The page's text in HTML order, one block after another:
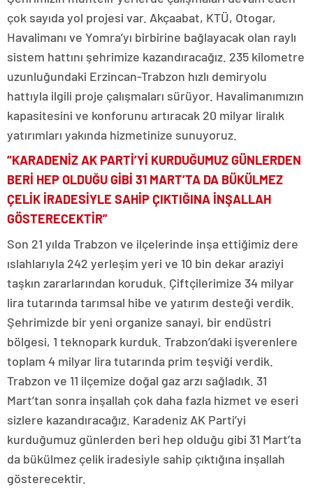
çok sayıda yol projesi var. Akçaabat, KTÜ, Otogar,
Havalimanı ve Yomra’yı birbirine bağlayacak olan raylı
sistem hattını şehrimize kazandıracağız. 235 kilometre
uzunluğundaki Erzincan-Trabzon hızlı demiryolu
hattıyla ilgili proje çalışmaları sürüyor. Havalimanımızın
kapasitesini ve konforunu artıracak 20 milyar liralık
yatırımları yakında hizmetinize sunuyoruz.
“KARADENİZ AK PARTİ’Yİ KURDUĞUMUZ GÜNLERDEN
BERİ HEP OLDUĞU GİBİ 31 MART’TA DA BÜKÜLMEZ
ÇELİK İRADESİYLE SAHİP ÇIKTIĞINA İNŞALLAH
GÖSTERECEKTİR”
Son 21 yılda Trabzon ve ilçelerinde inşa ettiğimiz dere
ıslahlarıyla 242 yerleşim yeri ve 10 bin dekar araziyi
taşkın zararlarından koruduk. Çiftçilerimize 34 milyar
lira tutarında tarımsal hibe ve yatırım desteği verdik.
Şehrimizde bir yeni organize sanayi, bir endüstri
bölgesi, 1 teknopark kurduk. Trabzon’daki işverenlere
toplam 4 milyar lira tutarında prim teşviği verdik.
Trabzon ve 11 ilçemize doğal gaz arzı sağladık. 31
Mart’tan sonra inşallah çok daha fazla hizmet ve eseri
sizlere kazandıracağız. Karadeniz AK Parti’yi
kurduğumuz günlerden beri hep olduğu gibi 31 Mart’ta
da bükülmez çelik iradesiyle sahip çıktığına inşallah
gösterecektir.